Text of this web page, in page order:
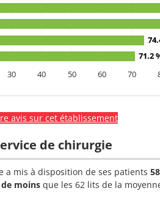
71.2
30 40 50 60 70
avis sur cet établissement
de chirurgie
a mis à disposition de ses patients
de moins que les 62 lits de la